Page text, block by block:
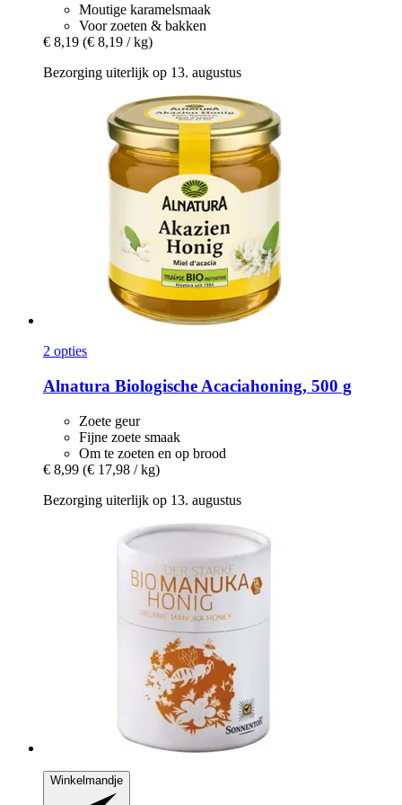
Moutige karamelsmaak
Voor zoeten & bakken
€ 8,19 (€ 8,19 / kg)
Bezorging uiterlijk op 13. augustus
2 opties
Alnatura Biologische Acaciahoning, 500 g
Zoete geur
Fijne zoete smaak
Om te zoeten en op brood
€ 8,99 (€ 17,98 / kg)
Bezorging uiterlijk op 13. augustus
Winkelmandje